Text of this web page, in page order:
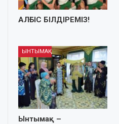
АЛҒЫС БІЛДІРЕМІЗ!
ЫНТЫМАҚ
Ынтымақ –